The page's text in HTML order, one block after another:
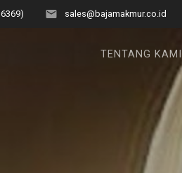
sales@bajamakmur.co.id
TENTANG KAMI